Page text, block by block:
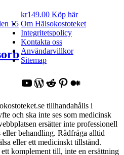
kr149.00 Köp här
Om Hälsokostoteket
Integritetspolicy
Kontakta oss
Användarvillkor
Sitemap
YouTube
WordPress
Reddit
Pinterest
Medium
tillhandahålls i
och ska inte ses som medicinsk
ersätter inte professionell
behandling. Rådfråga alltid
eller ett medicinskt tillstånd.
komplement till, inte en ersättning